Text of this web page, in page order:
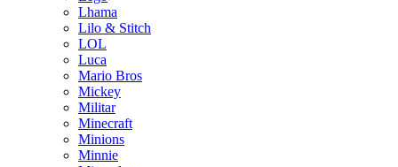
Lhama
Lilo & Stitch
LOL
Luca
Mario Bros
Mickey
Militar
Minecraft
Minions
Minnie